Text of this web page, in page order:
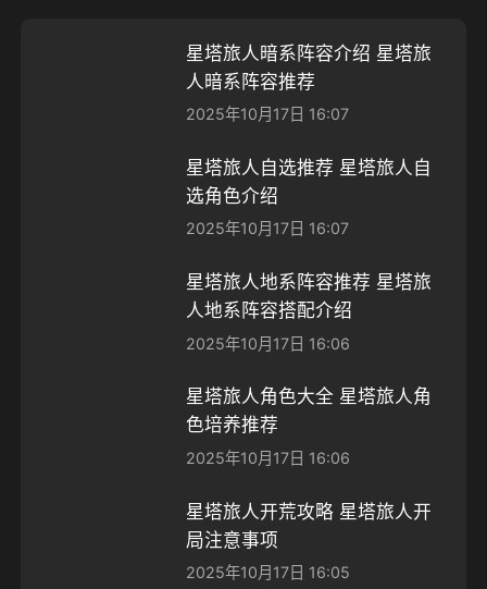
星塔旅人暗系阵容介绍 星塔旅
人暗系阵容推荐
2025年10月17日 16:07
星塔旅人自选推荐 星塔旅人自
选角色介绍
2025年10月17日 16:07
星塔旅人地系阵容推荐 星塔旅
人地系阵容搭配介绍
2025年10月17日 16:06
星塔旅人角色大全 星塔旅人角
色培养推荐
2025年10月17日 16:06
星塔旅人开荒攻略 星塔旅人开
局注意事项
2025年10月17日 16:05